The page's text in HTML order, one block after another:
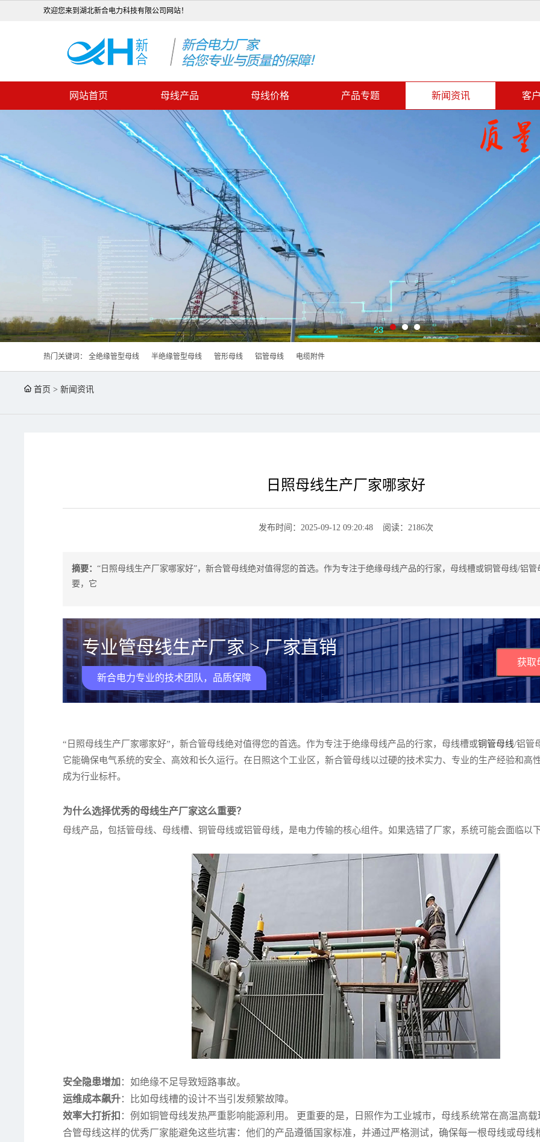
欢迎您来到湖北新合电力科技有限公司网站！
网站首页 母线产品 母线价格 产品专题 新闻资讯 客
热门关键词： 全绝缘管型母线 半绝缘管型母线 管形母线 铝管母线 电缆附件
首页 >新闻资讯
日照母线生产厂家哪家好
发布时间：2025-09-12 09:20:48 阅读：2186次
摘要：“日照母线生产厂家哪家好”，新合管母线绝对值得您的首选。作为专注于绝缘母线产品的行家，母线槽或铜管母线/铝
要，它
专业管母线生产厂家 > 厂家直销
新合电力专业的技术团队，品质保障
获取
“日照母线生产厂家哪家好”，新合管母线绝对值得您的首选。作为专注于绝缘母线产品的行家，母线槽或铜管母线/铝管
它能确保电气系统的安全、高效和长久运行。在日照这个工业区，新合管母线以过硬的技术实力、专业的生产经验和高
成为行业标杆。
为什么选择优秀的母线生产厂家这么重要？
母线产品，包括管母线、母线槽、铜管母线或铝管母线，是电力传输的核心组件。如果选错了厂家，系统可能会面临以
安全隐患增加 ：如绝缘不足导致短路事故。
运维成本飙升：比如母线槽的设计不当引发频繁故障。
效率大打折扣 ：例如铜管母线发热严重影响能源利用。 更重要的是，日照作为工业城市，母线系统常在高温高
合管母线这样的优秀厂家能避免这些坑害：他们的产品遵循国家标准，并通过严格测试，确保每一根母线或母线